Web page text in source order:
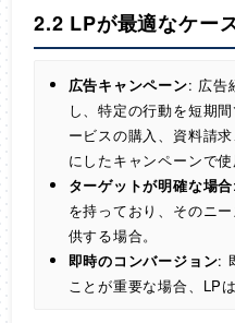
2.2 LPが最適なケー
広告キャンペーン: 広告
し、特定の行動を短期
ービスの購入、資料請
にしたキャンペーンで使
ターゲットが明確な場合
を持っており、そのニ
供する場合。
即時のコンバージョン:
ことが重要な場合、LP